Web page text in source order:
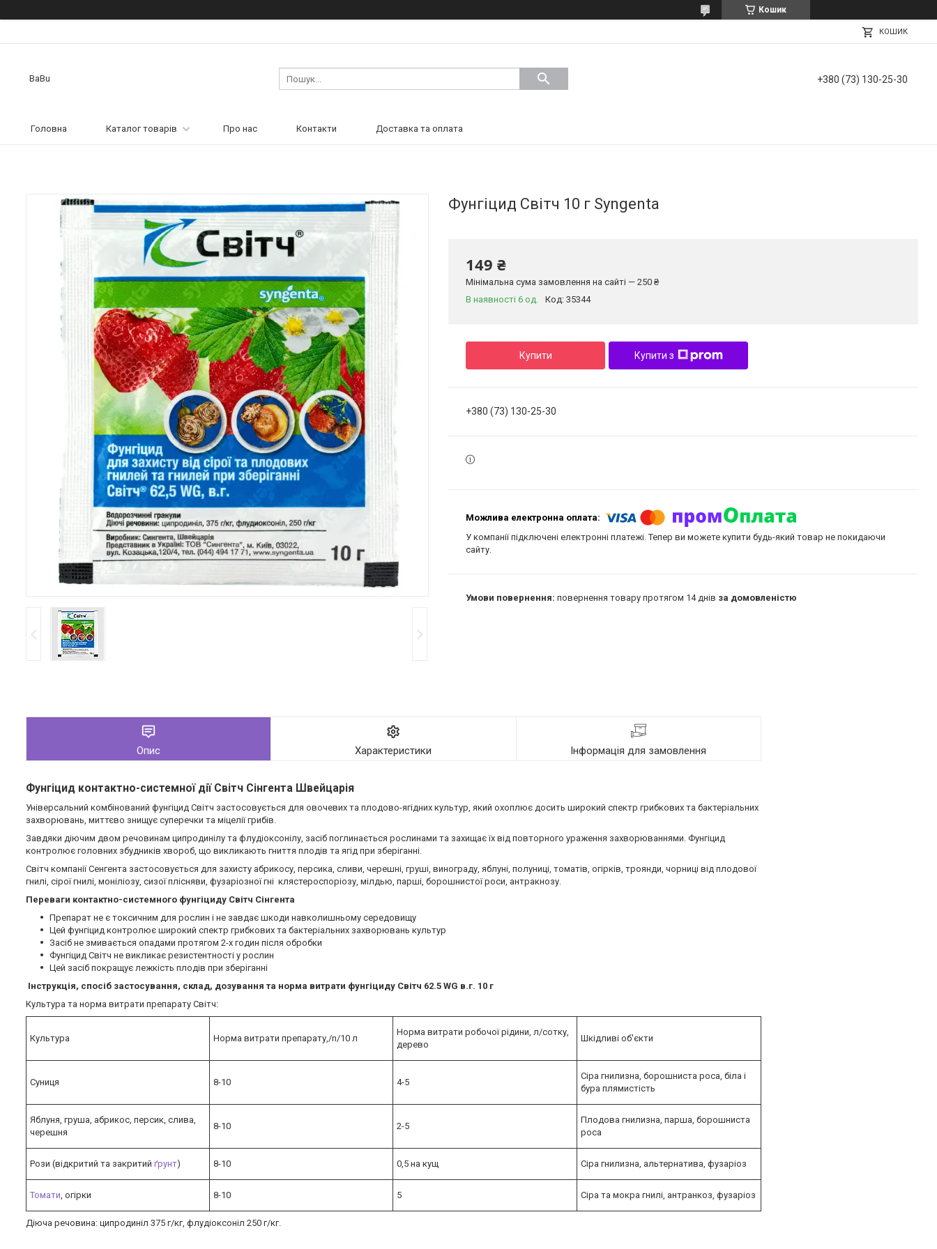
Кошик
КОШИК
BaBu +380 (73) 130-25-30
Головна Каталог товарів Про нас Контакти Доставка та оплата
Фунгіцид Світч 10 г Syngenta
149 ₴
Мінімальна сума замовлення на сайті — 250 ₴
В наявності 6 од.
Код: 35344
Купити Купити з
+380 (73) 130-25-30
У компанії підключені електронні платежі. Тепер ви можете купити будь-який товар не покидаючи
сайту.
повернення товару протягом 14 днів за домовленістю
Опис Характеристики Інформація для замовлення
Фунгіцид контактно-системної дії Світч Сінгента Швейцарія
Універсальний комбінований фунгіцид Світч застосовується для овочевих та плодово-ягідних культур, який охоплює досить широкий спектр грибкових та бактеріальних
захворювань, миттєво знищує суперечки та міцелії грибів.
Завдяки діючим двом речовинам ципродинілу та флудіоксонілу, засіб поглинається рослинами та захищає їх від повторного ураження захворюваннями. Фунгіцид
контролює головних збудників хвороб, що викликають гниття плодів та ягід при зберіганні.
Світч компанії Сенгента застосовується для захисту абрикосу, персика, сливи, черешні, груші, винограду, яблуні, полуниці, томатів, огірків, троянди, чорниці від плодової
гнилі, сірої гнилі, моніліозу, сизої плісняви, фузаріозної гні клястероспоріозу, мілдью, парші, борошнистої роси, антракнозу.
Переваги контактно-системного фунгіциду Світч Сінгента
Препарат не є токсичним для рослин і не завдає шкоди навколишньому середовищу
Цей фунгіцид контролює широкий спектр грибкових та бактеріальних захворювань культур
Засіб не змивається опадами протягом 2-х годин після обробки
Фунгіцид Світч не викликає резистентності у рослин
Цей засіб покращує лежкість плодів при зберіганні
Інструкція, спосіб застосування, склад, дозування та норма витрати фунгіциду Світч 62.5 WG в.г. 10 г
Культура та норма витрати препарату Світч:
Культура Норма витрати препарату,/n/10 л
Норма витрати робочої рідини, л/сотку,
дерево
Шкідливі об'єкти
Суниця 8-10 4-5
Сіра гнилизна, борошниста роса, біла і
бура плямистість
Яблуня, груша, абрикос, персик, слива,
черешня
8-10 2-5
Плодова гнилизна, парша, борошниста
роса
Рози (відкритий та закритий ґрунт) 8-10 0,5 на кущ Сіра гнилизна, альтернатива, фузаріоз
Томати, огірки 8-10 5 Сіра та мокра гнилі, антранкоз, фузаріоз
Діюча речовина: ципродиніл 375 г/кг, флудіоксоніл 250 г/кг.